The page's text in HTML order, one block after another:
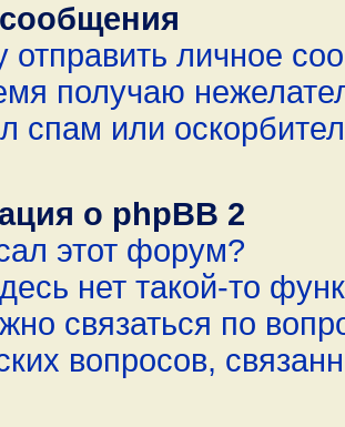
отправить личное
получаю
спам или
о phpBB 2
этот форум?
нет такой-то
связаться по
вопросов,